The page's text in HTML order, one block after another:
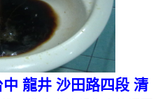
龍井 沙田路四段 清